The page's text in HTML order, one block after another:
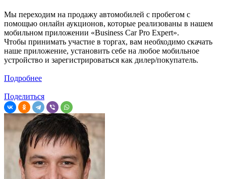
Мы переходим на продажу автомобилей с пробегом с
помощью онлайн аукционов, которые реализованы в нашем
мобильном приложении «Business Car Pro Expert».
Чтобы принимать участие в торгах, вам необходимо скачать
наше приложение, установить себе на любое мобильное
устройство и зарегистрироваться как дилер/покупатель.
Подробнее
Поделиться